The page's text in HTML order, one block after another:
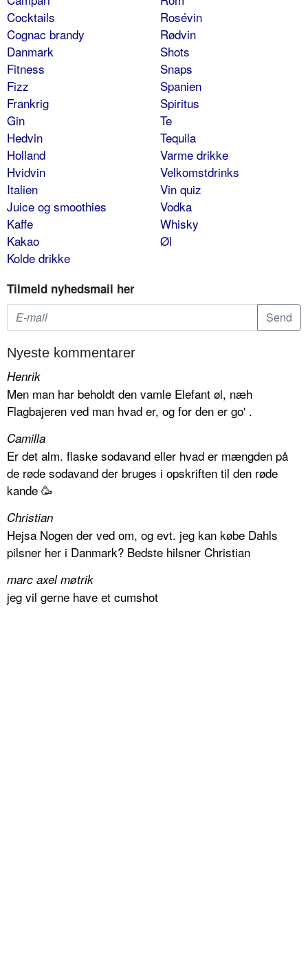
Cocktails
Cognac brandy
Danmark
Fitness
Fizz
Frankrig
Gin
Hedvin
Holland
Hvidvin
Italien
Juice og smoothies
Kaffe
Kakao
Kolde drikke
Rosévin
Rødvin
Shots
Snaps
Spanien
Spiritus
Te
Tequila
Varme drikke
Velkomstdrinks
Vin quiz
Vodka
Whisky
Øl
Tilmeld nyhedsmail her
Nyeste kommentarer
Henrik
Men man har beholdt den vamle Elefant øl, næh
Flagbajeren ved man hvad er, og for den er go' .
Camilla
Er det alm. flaske sodavand eller hvad er mængden på
de røde sodavand der bruges i opskriften til den røde
kande 🥳
Christian
Hejsa Nogen der ved om, og evt. jeg kan købe Dahls
pilsner her i Danmark? Bedste hilsner Christian
marc axel møtrik
jeg vil gerne have et cumshot